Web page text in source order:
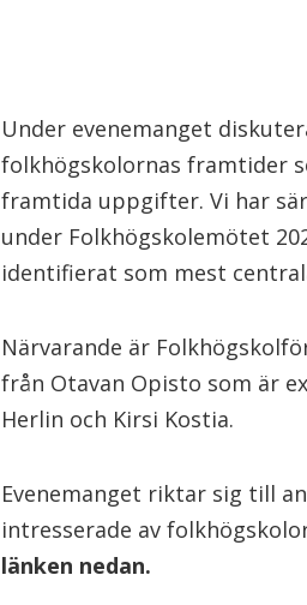
Under evenemanget
folkhögskolornas framtider
framtida uppgifter. Vi har
under Folkhögskolemötet
identifierat som mest
Närvarande är
från Otavan Opisto som är
Herlin och Kirsi Kostia.
Evenemanget riktar sig till
intresserade av
länken nedan.